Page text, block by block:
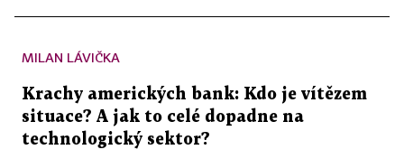
MILAN LÁVIČKA
Krachy amerických bank: Kdo je vítězem
situace? A jak to celé dopadne na
technologický sektor?